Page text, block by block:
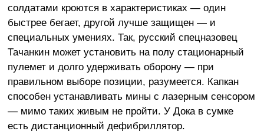
солдатами кроются в характеристиках — один
быстрее бегает, другой лучше защищен — и
специальных умениях. Так, русский спецназовец
Тачанкин может установить на полу стационарный
пулемет и долго удерживать оборону — при
правильном выборе позиции, разумеется. Капкан
способен устанавливать мины с лазерным сенсором
— мимо таких живым не пройти. У Дока в сумке
есть дистанционный дефибриллятор.